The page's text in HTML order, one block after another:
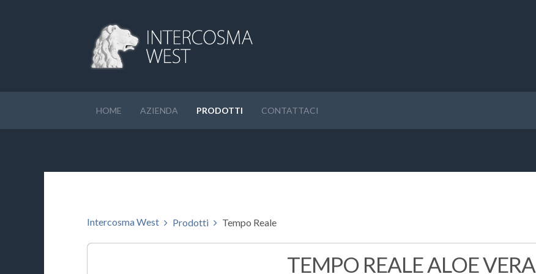
HOME AZIENDA PRODOTTI CONTATTACI
Intercosma West Prodotti Tempo Reale
TEMPO REALE ALOE VERA